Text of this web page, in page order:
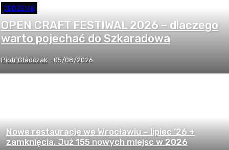
JEDZENIE
OPEN CRAFT FESTIWAL 2026 – dlaczego
warto pojechać do Szkaradowa
Piotr Gładczak - 05/08/2026
Nowe restauracje we Wrocławiu – lipiec ’26 +
zamknięcia. Już 155 nowych miejsc w 2026